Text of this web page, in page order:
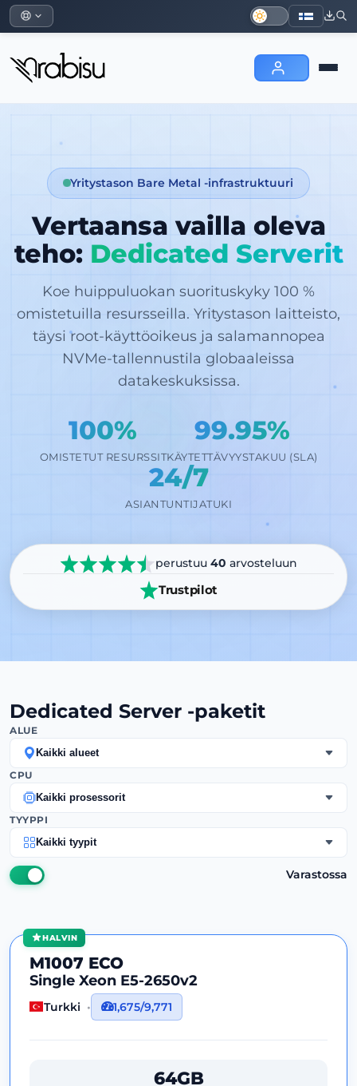
Yritystason Bare Metal -infrastruktuuri
Vertaansa vailla oleva
teho: Dedicated Serverit
Koe huippuluokan suorituskyky 100 %
omistetuilla resursseilla. Yritystason laitteisto,
täysi root-käyttöoikeus ja salamannopea
NVMe-tallennustila globaaleissa
datakeskuksissa.
100%
OMISTETUT RESURSSIT
99.95%
KÄYTETTÄVYYSTAKUU (SLA)
24/7
ASIANTUNTIJATUKI
perustuu 40 arvosteluun
Trustpilot
Dedicated Server -paketit
ALUE
Kaikki alueet
CPU
Kaikki prosessorit
TYYPPI
Kaikki tyypit
Varastossa
HALVIN
M1007 ECO
Single Xeon E5-2650v2
Turkki 1,675/9,771
64GB